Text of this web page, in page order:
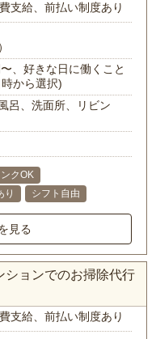
支給、前払い制度あり
、好きな日に働くこと
から選択)
呂、洗面所、リビン
クOK
り シフト自由
見る
ションでのお掃除代行
支給、前払い制度あり